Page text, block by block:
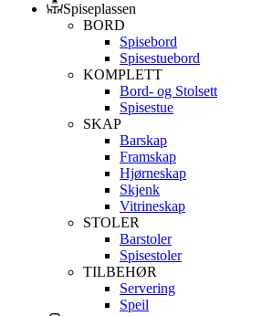
Spiseplassen
BORD
Spisebord
Spisestuebord
KOMPLETT
Bord- og Stolsett
Spisestue
SKAP
Barskap
Framskap
Hjørneskap
Skjenk
Vitrineskap
STOLER
Barstoler
Spisestoler
TILBEHØR
Servering
Speil